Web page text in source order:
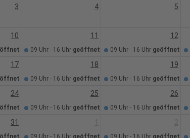
3 4 5
10 11
09 Uhr - 16 Uhr geöffnet
12
09 Uhr - 16 Uhr geöffnet
17 18
09 Uhr - 16 Uhr geöffnet
19
09 Uhr - 16 Uhr geöffnet
24 25
09 Uhr - 16 Uhr geöffnet
26
09 Uhr - 16 Uhr geöffnet
31
09 Uhr - 16 Uhr geöffnet 09 Uhr - 16 Uhr geöffnet